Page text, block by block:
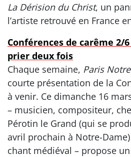
La Dérision du Christ, un
l’artiste retrouvé en France
Conférences de carême 2/
prier deux fois
Chaque semaine, Paris
courte présentation de la
à venir. Ce dimanche 16
– musicien, compositeur,
Pérotin le Grand (qui se
avril prochain à Notre-
chant médiéval – propose